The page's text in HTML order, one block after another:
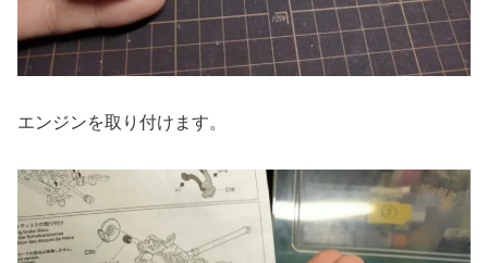
エンジンを取り付けます。